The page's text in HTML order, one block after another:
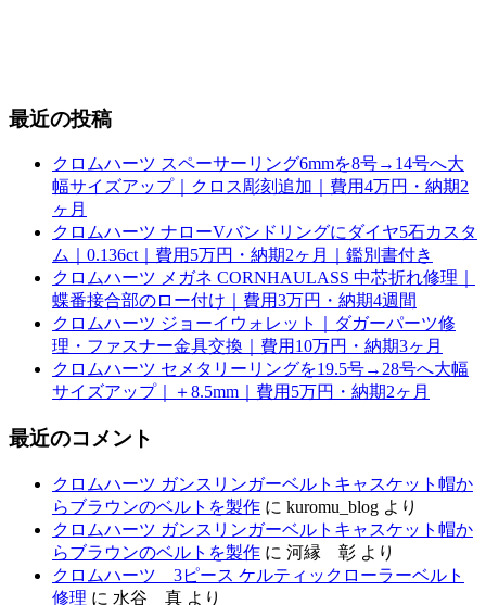
最近の投稿
クロムハーツ スペーサーリング6mmを8号→14号へ大
幅サイズアップ｜クロス彫刻追加｜費用4万円・納期2
ヶ月
クロムハーツ ナローVバンドリングにダイヤ5石カスタ
ム｜0.136ct｜費用5万円・納期2ヶ月｜鑑別書付き
クロムハーツ メガネ CORNHAULASS 中芯折れ修理｜
蝶番接合部のロー付け｜費用3万円・納期4週間
クロムハーツ ジョーイウォレット｜ダガーパーツ修
理・ファスナー金具交換｜費用10万円・納期3ヶ月
クロムハーツ セメタリーリングを19.5号→28号へ大幅
サイズアップ｜＋8.5mm｜費用5万円・納期2ヶ月
最近のコメント
クロムハーツ ガンスリンガーベルトキャスケット帽か
らブラウンのベルトを製作 に kuromu_blog より
クロムハーツ ガンスリンガーベルトキャスケット帽か
らブラウンのベルトを製作 に 河縁 彰 より
クロムハーツ 3ピース ケルティックローラーベルト
修理 に 水谷 真 より